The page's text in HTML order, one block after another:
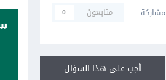
مشاركة متابعون 0
أجب على هذا السؤال